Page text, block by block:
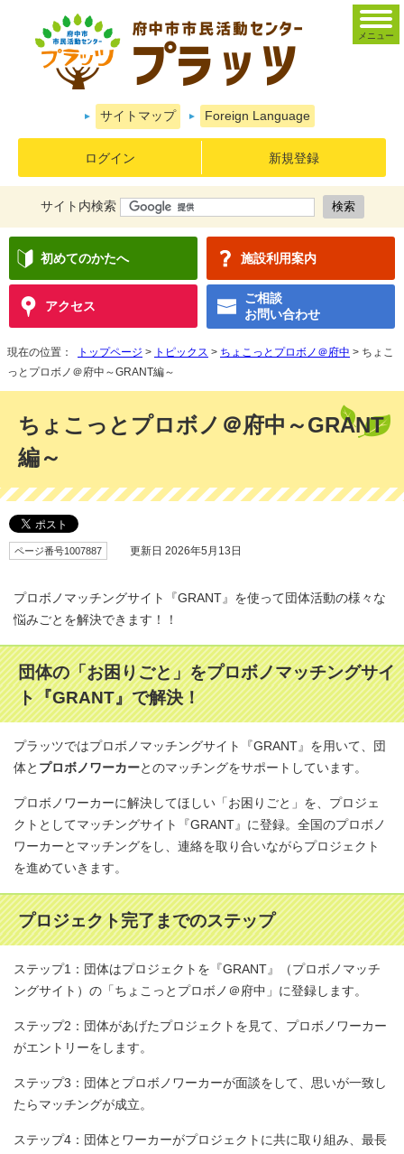
サイトマップ Foreign Language
ログイン 新規登録
サイト内検索
初めてのかたへ 施設利用案内
アクセス
ご相談
お問い合わせ
メニュー
現在の位置： トップページ > トピックス > ちょこっとプロボノ＠府中 > ちょこ
っとプロボノ＠府中～GRANT編～
ちょこっとプロボノ＠府中～GRANT
編～
ページ番号1007887 更新日 2026年5月13日
プロボノマッチングサイト『GRANT』を使って団体活動の様々な
悩みごとを解決できます！！
団体の「お困りごと」をプロボノマッチングサイ
ト『GRANT』で解決！
プラッツではプロボノマッチングサイト『GRANT』を用いて、団
体と プロボノワーカーとのマッチングをサポートしています。
プロボノワーカーに解決してほしい「お困りごと」を、プロジェ
クトとしてマッチングサイト『GRANT』に登録。全国のプロボノ
ワーカーとマッチングをし、連絡を取り合いながらプロジェクト
を進めていきます。
プロジェクト完了までのステップ
ステップ1：団体はプロジェクトを『GRANT』（プロボノマッチ
ングサイト）の「ちょこっとプロボノ＠府中」に登録します。
ステップ2：団体があげたプロジェクトを見て、プロボノワーカー
がエントリーをします。
ステップ3：団体とプロボノワーカーが面談をして、思いが一致し
たらマッチングが成立。
ステップ4：団体とワーカーがプロジェクトに共に取り組み、最長